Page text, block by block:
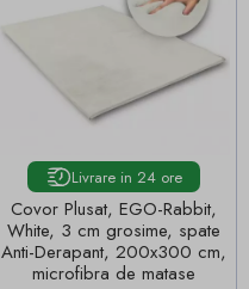
Livrare in 24 ore
Covor Plusat, EGO-Rabbit,
White, 3 cm grosime, spate
Anti-Derapant, 200x300 cm,
microfibra de matase